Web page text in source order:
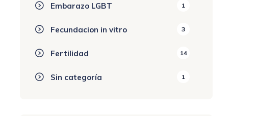
Embarazo LGBT 1
Fecundacion in vitro 3
Fertilidad 14
Sin categoría 1